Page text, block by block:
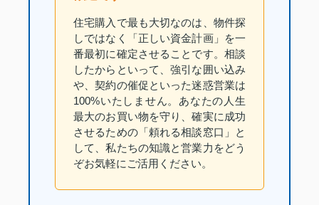
住宅購入で最も大切なのは、物件探
しではなく「正しい資金計画」を一
番最初に確定させることです。相談
したからといって、強引な囲い込み
や、契約の催促といった迷惑営業は
100%いたしません。あなたの人生
最大のお買い物を守り、確実に成功
させるための「頼れる相談窓口」と
して、私たちの知識と営業力をどう
ぞお気軽にご活用ください。